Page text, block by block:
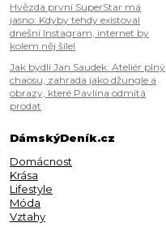
Hvězda první SuperStar má
jasno: Kdyby tehdy existoval
dnešní Instagram, internet by
kolem něj šílel
Jak bydlí Jan Saudek: Ateliér plný
chaosu, zahrada jako džungle a
obrazy, které Pavlína odmítá
prodat
DámskýDeník.cz
Domácnost
Krása
Lifestyle
Móda
Vztahy